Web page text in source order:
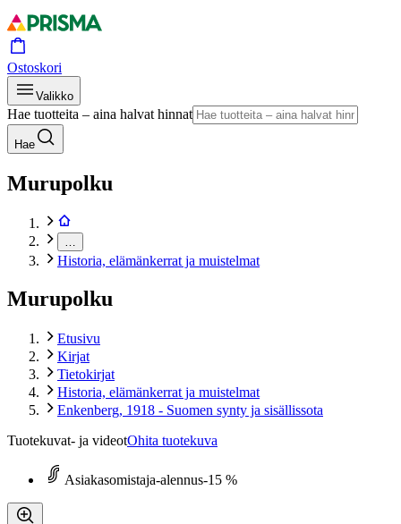
Ostoskori
Valikko
Hae tuotteita – aina halvat hinnat
Hae
Murupolku
Historia, elämänkerrat ja muistelmat
Murupolku
Etusivu
Kirjat
Tietokirjat
Historia, elämänkerrat ja muistelmat
Enkenberg, 1918 - Suomen synty ja sisällissota
Tuotekuvat- ja videotOhita tuotekuva
Asiakasomistaja-alennus-15 %